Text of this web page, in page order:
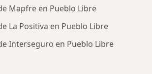
Mapfre en Pueblo Libre
La Positiva en Pueblo Libre
Interseguro en Pueblo Libre